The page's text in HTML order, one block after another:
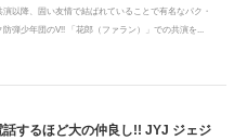
演以降、固い友情で結ばれていることで有名なパク・
弾少年団のV!! 「花郎（ファラン）」での共演を...
話するほど大の仲良し!! JYJ ジェジ